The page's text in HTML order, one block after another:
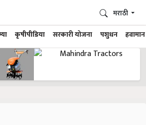
कृषीपीडिया सरकारी योजना पशुधन हवामान
मराठी